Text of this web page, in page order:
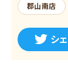
郡山南店
シ